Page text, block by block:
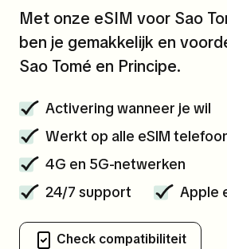
Met onze eSIM voor Sao
ben je gemakkelijk en
Sao Tomé en Principe.
Activering wanneer je wil
Werkt op alle eSIM
4G en 5G-netwerken
24/7 support
Apple
Check compatibiliteit